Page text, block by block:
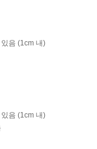
음 (1cm 내)
음 (1cm 내)